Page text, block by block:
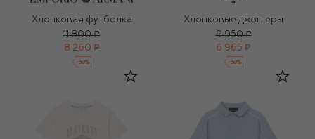
Хлопковая футболка
11 800 ₽
8 260 ₽
-30%
Хлопковые джоггеры
9 950 ₽
6 965 ₽
-30%